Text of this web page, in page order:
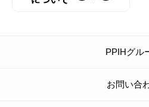
PPIHグル
お問い合